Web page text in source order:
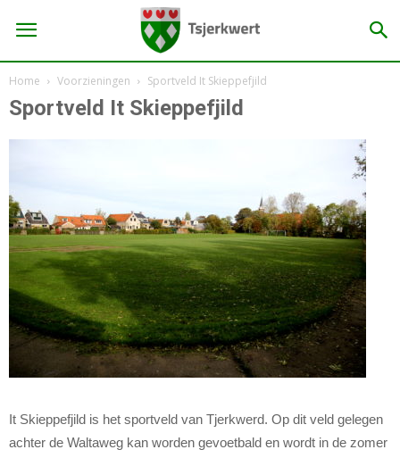
Home Voorzieningen Sportveld It Skieppefjild
Sportveld It Skieppefjild
It Skieppefjild is het sportveld van Tjerkwerd. Op dit veld gelegen
achter de Waltaweg kan worden gevoetbald en wordt in de zomer